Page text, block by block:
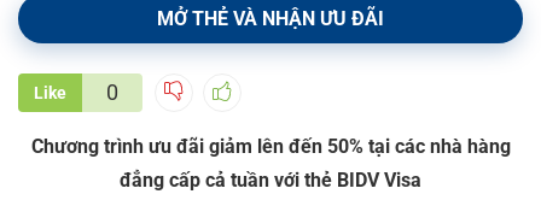
MỞ THẺ VÀ NHẬN ƯU ĐÃI
Like 0
Chương trình ưu đãi giảm lên đến 50% tại các nhà hàng
đẳng cấp cả tuần với thẻ BIDV Visa